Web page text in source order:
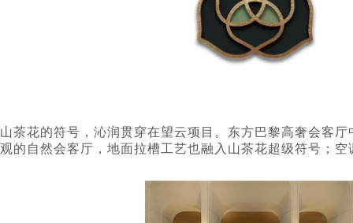
山茶花的符号，沁润贯穿在望云项目。东方巴黎高奢会客
观的自然会客厅，地面拉槽工艺也融入山茶花超级符号；